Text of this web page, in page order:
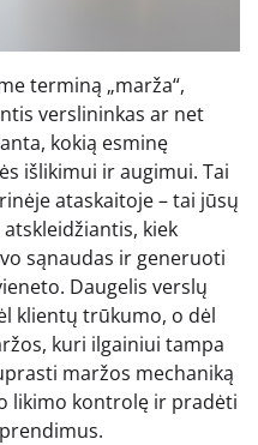
terminą „marža“,
verslininkas ar net
kokią esminę
išlikimui ir augimui. Tai
ataskaitoje – tai jūsų
kiek
sąnaudas ir generuoti
Daugelis verslų
klientų trūkumo, o dėl
kuri ilgainiui tampa
maržos mechaniką
likimo kontrolę ir pradėti